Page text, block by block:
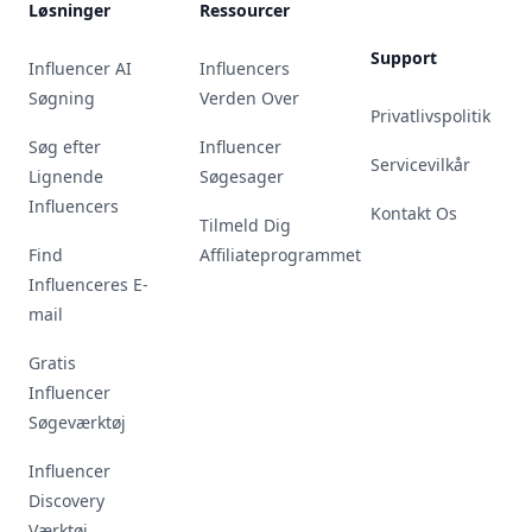
Løsninger
Influencer AI
Søgning
Søg efter
Lignende
Influencers
Find
Influenceres E-
mail
Gratis
Influencer
Søgeværktøj
Influencer
Discovery
Ressourcer
Influencers
Verden Over
Influencer
Søgesager
Tilmeld Dig
Affiliateprogrammet
Support
Privatlivspolitik
Servicevilkår
Kontakt Os